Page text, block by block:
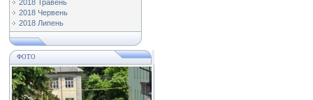
2018 Травень
2018 Червень
2018 Липень
ФОТО